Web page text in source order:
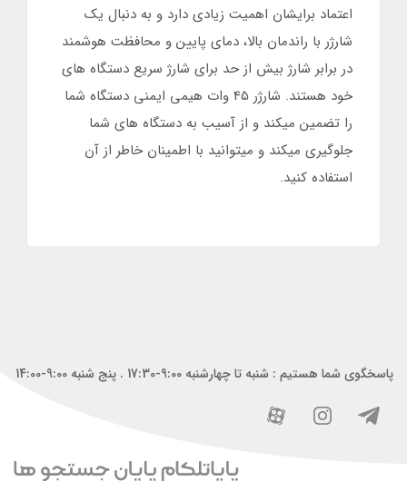
اعتماد برایشان اهمیت زیادی دارد و به دنبال یک
شارژر با راندمان بالا، دمای پایین و محافظت هوشمند
در برابر شارژ بیش از حد برای شارژ سریع دستگاه های
خود هستند. شارژر 45 وات هیمی ایمنی دستگاه شما
را تضمین میکند و از آسیب به دستگاه های شما
جلوگیری میکند و میتوانید با اطمینان خاطر از آن
استفاده کنید.
پاسخگوی شما هستیم : شنبه تا چهارشنبه 9:00-17:30 . پنج شنبه 9:00-14:00